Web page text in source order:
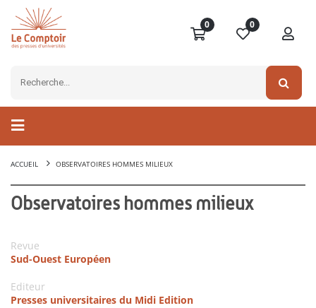
0 0
ACCUEIL OBSERVATOIRES HOMMES MILIEUX
Observatoires hommes milieux
Revue
Sud-Ouest Européen
Editeur
Presses universitaires du Midi Edition